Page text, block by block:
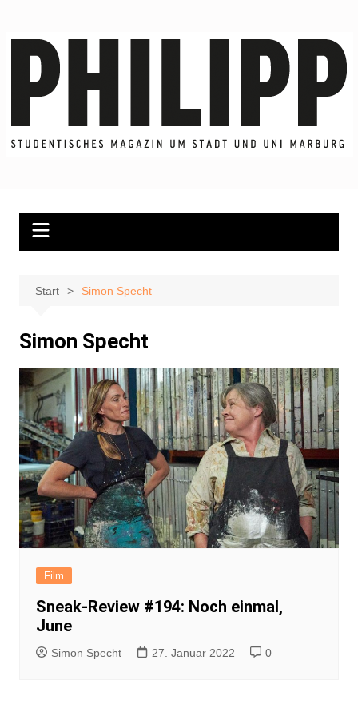
Start Simon Specht
Simon Specht
Film
Sneak-Review #194: Noch einmal,
June
Simon Specht 27. Januar 2022 0